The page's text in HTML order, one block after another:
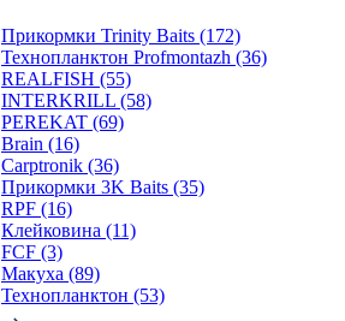
Прикормки Trinity Baits (172)
Технопланктон Profmontazh (36)
REALFISH (55)
INTERKRILL (58)
PEREKAT (69)
Brain (16)
Carptronik (36)
Прикормки 3K Baits (35)
RPF (16)
Клейковина (11)
FCF (3)
Макуха (89)
Технопланктон (53)